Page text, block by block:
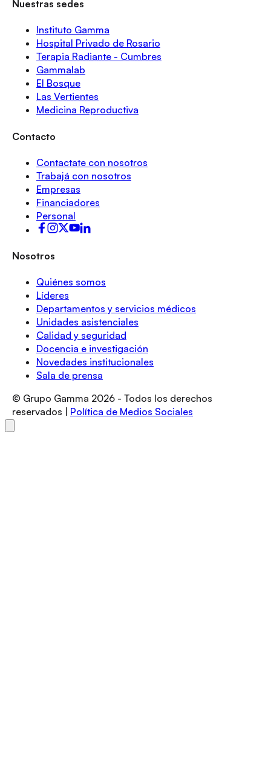
Nuestras sedes
Instituto Gamma
Hospital Privado de Rosario
Terapia Radiante - Cumbres
Gammalab
El Bosque
Las Vertientes
Medicina Reproductiva
Contacto
Contactate con nosotros
Trabajá con nosotros
Empresas
Financiadores
Personal
Nosotros
Quiénes somos
Líderes
Departamentos y servicios médicos
Unidades asistenciales
Calidad y seguridad
Docencia e investigación
Novedades institucionales
Sala de prensa
© Grupo Gamma 2026 - Todos los derechos
reservados |
Política de Medios Sociales